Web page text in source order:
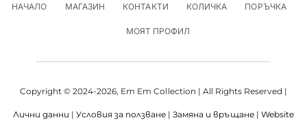
НАЧАЛО МАГАЗИН КОНТАКТИ КОЛИЧКА ПОРЪЧКА
МОЯТ ПРОФИЛ
Copyright © 2024-2026, Em Em Collection | All Rights Reserved |
Лични данни |Условия за ползване |Замяна и връщане| Website